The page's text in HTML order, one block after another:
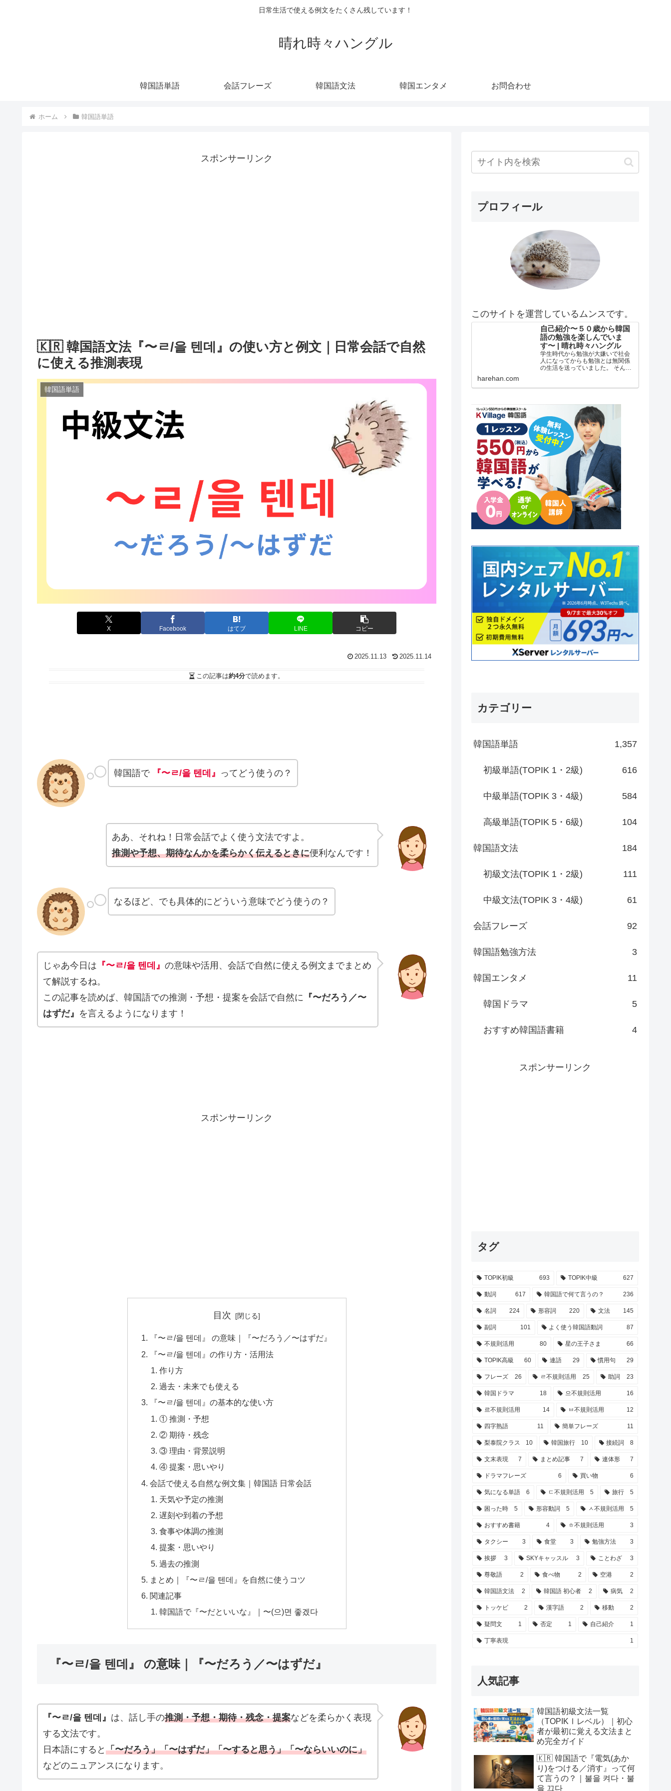
日常生活で使える例文をたくさん残しています！
晴れ時々ハングル
韓国語単語 会話フレーズ 韓国語文法 韓国エンタメ お問合わせ
ホーム 韓国語単語
スポンサーリンク
🇰🇷 韓国語文法『〜ㄹ/을 텐데』の使い方と例文｜日常会話で自然
に使える推測表現
韓国語単語
X Facebook はてブ LINE コピー
2025.11.13 2025.11.14
この記事は約4分で読めます。
韓国語で 『〜ㄹ/을 텐데』 ってどう使うの？
ああ、それね！日常会話でよく使う文法ですよ。
推測や予想、期待なんかを柔らかく伝えるときに便利なんです！
なるほど、でも具体的にどういう意味でどう使うの？
じゃあ今日は 『〜ㄹ/을 텐데』 の意味や活用、会話で自然に使える例文までまとめ
て解説するね。
この記事を読めば、韓国語での推測・予想・提案を会話で自然に 『〜だろう／〜
はずだ』 を言えるようになります！
スポンサーリンク
目次
『〜ㄹ/을 텐데』 の意味｜『〜だろう／〜はずだ』
『〜ㄹ/을 텐데』の作り方・活用法
作り方
過去・未来でも使える
『〜ㄹ/을 텐데』の基本的な使い方
① 推測・予想
② 期待・残念
③ 理由・背景説明
④ 提案・思いやり
会話で使える自然な例文集｜韓国語 日常会話
天気や予定の推測
遅刻や到着の予想
食事や体調の推測
提案・思いやり
過去の推測
まとめ｜『〜ㄹ/을 텐데』を自然に使うコツ
関連記事
韓国語で『〜だといいな』｜〜(으)면 좋겠다
『〜ㄹ/을 텐데』 の意味｜『〜だろう／〜はずだ』
『〜ㄹ/을 텐데』 は、話し手の推測・予想・期待・残念・提案などを柔らかく表現
する文法です。
日本語にすると 「〜だろう」「〜はずだ」「〜すると思う」「〜ならいいのに」
などのニュアンスになります。
プロフィール
このサイトを運営しているムンスです。
自己紹介〜５０歳から韓国
語の勉強を楽しんでいま
す〜 | 晴れ時々ハングル
学生時代から勉強が大嫌いで社会
人になってからも勉強とは無関係
の生活を送っていました。 そんな
す。 在日韓国人３世で小さい頃は
学校低学年？の頃まで自
harehan.com
カテゴリー
韓国語単語 1,357
初級単語(TOPIK 1・2級) 616
中級単語(TOPIK 3・4級) 584
高級単語(TOPIK 5・6級) 104
韓国語文法 184
初級文法(TOPIK 1・2級) 111
中級文法(TOPIK 3・4級) 61
会話フレーズ 92
韓国語勉強方法 3
韓国エンタメ 11
韓国ドラマ 5
おすすめ韓国語書籍 4
スポンサーリンク
タグ
TOPIK初級 693 TOPIK中級 627
動詞 617 韓国語で何て言うの？ 236
名詞 224 形容詞 220 文法 145
副詞 101 よく使う韓国語動詞 87
不規則活用 80 星の王子さま 66
TOPIK高級 60 連語 29 慣用句 29
フレーズ 26 ㄹ不規則活用 25 助詞 23
韓国ドラマ 18 으不規則活用 16
르不規則活用 14 ㅂ不規則活用 12
四字熟語 11 簡単フレーズ 11
梨泰院クラス 10 韓国旅行 10 接続詞 8
文末表現 7 まとめ記事 7 連体形 7
ドラマフレーズ 6 買い物 6
気になる単語 6 ㄷ不規則活用 5 旅行 5
困った時 5 形容動詞 5 ㅅ不規則活用 5
おすすめ書籍 4 ㅎ不規則活用 3
タクシー 3 食堂 3 勉強方法 3
挨拶 3 SKYキャッスル 3 ことわざ 3
尊敬語 2 食べ物 2 空港 2
韓国語文法 2 韓国語 初心者 2 病気 2
トッケビ 2 漢字語 2 移動 2
疑問文 1 否定 1 自己紹介 1
丁寧表現 1
人気記事
韓国語初級文法一覧
（TOPIKⅠレベル）｜初心
者が最初に覚える文法まと
め完全ガイド
🇰🇷 韓国語で『電気(あか
り)をつける／消す』って何
て言うの？｜불을 켜다・불
을 끄다